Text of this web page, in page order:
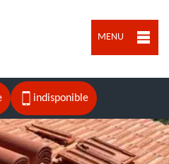
MENU
indisponible